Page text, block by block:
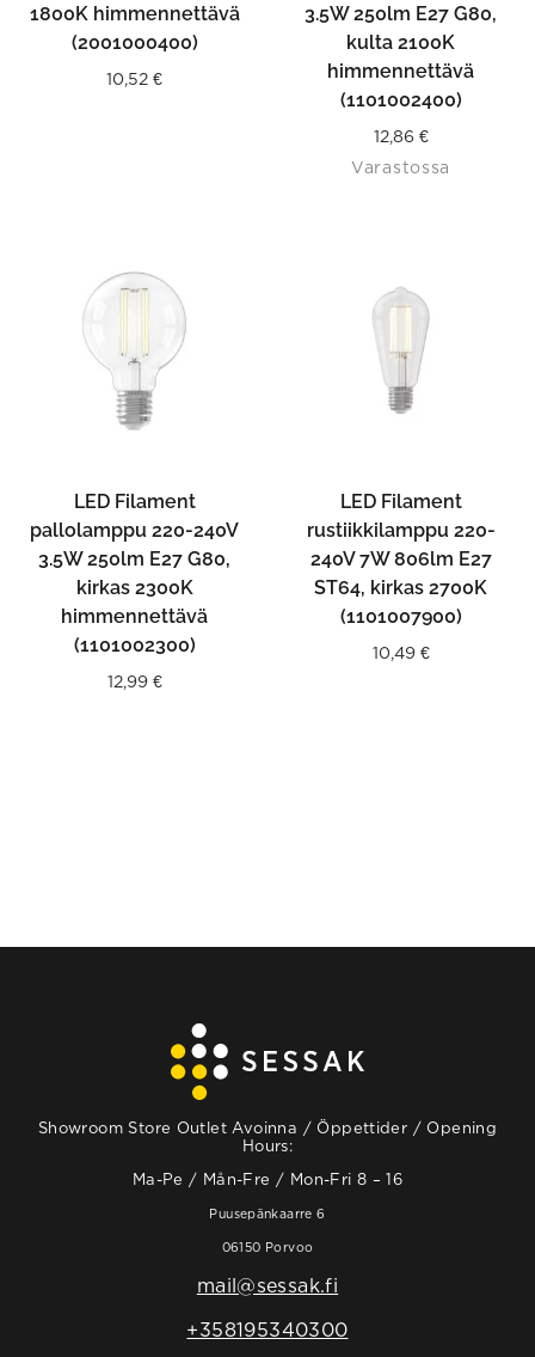
1800K himmennettävä
(2001000400)
10,52 €
3.5W 250lm E27 G80,
kulta 2100K
himmennettävä
(1101002400)
12,86 €
Varastossa
LED Filament
pallolamppu 220-240V
3.5W 250lm E27 G80,
kirkas 2300K
himmennettävä
(1101002300)
12,99 €
LED Filament
rustiikkilamppu 220-
240V 7W 806lm E27
ST64, kirkas 2700K
(1101007900)
10,49 €
Showroom Store Outlet Avoinna / Öppettider / Opening
Hours:
Ma-Pe / Mån-Fre / Mon-Fri 8 – 16
Puusepänkaarre 6
06150 Porvoo
mail@sessak.fi
+358195340300